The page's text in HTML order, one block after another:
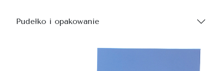
Pudełko i opakowanie